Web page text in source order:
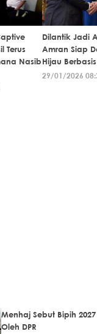
Terus
Nasib
Dilantik Jadi
Amran Siap
Hijau
29/01/2026
Menhaj Sebut Bipih
Oleh DPR